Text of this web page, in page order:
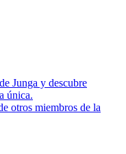
Junga y descubre
única.
otros miembros de la